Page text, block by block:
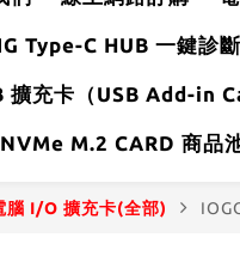
Type-C HUB 一鍵診
擴充卡（USB Add-in
M.2 CARD 商品
腦 I/O 擴充卡(全部)